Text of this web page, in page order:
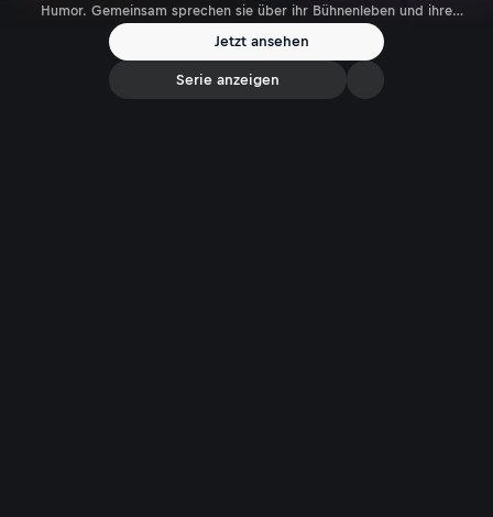
Humor. Gemeinsam sprechen sie über ihr Bühnenleben und ihre
Lebenswege. Witzig, ehrlich, unterhaltsam - ein zutiefst hörenswertes
Gespräch!
Jetzt ansehen
Serie anzeigen